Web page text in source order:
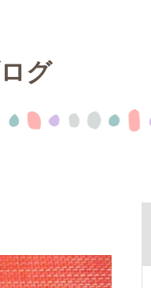
グ